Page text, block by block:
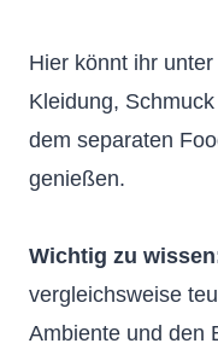
Hier könnt ihr
Kleidung,
dem separaten
genießen.
Wichtig zu
vergleichsweise
Ambiente und den